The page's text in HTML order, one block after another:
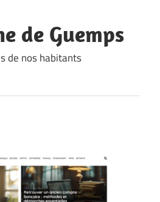
de Guemps
de nos habitants